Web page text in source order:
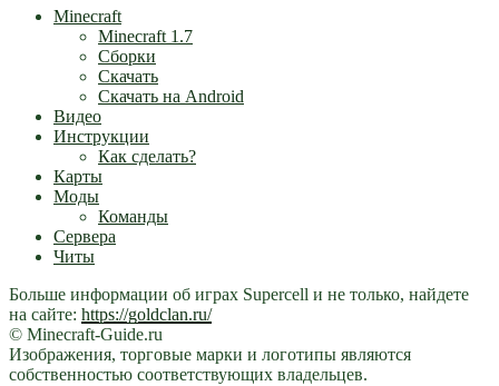
Minecraft
Minecraft 1.7
Сборки
Скачать
Скачать на Android
Видео
Инструкции
Как сделать?
Карты
Моды
Команды
Сервера
Читы
Больше информации об играх Supercell и не только, найдете
на сайте: https://goldclan.ru/
© Minecraft-Guide.ru
Изображения, торговые марки и логотипы являются
собственностью соответствующих владельцев.